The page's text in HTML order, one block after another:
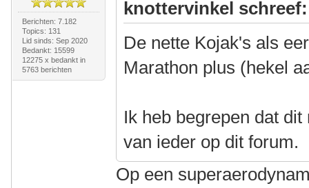
Berichten: 7.182
Topics: 131
Lid sinds: Sep 2020
Bedankt: 15599
12275 x bedankt in
5763 berichten
knottervinkel schreef:
De nette Kojak's als
Marathon plus (hekel
Ik heb begrepen dat
van ieder op dit forum.
Op een